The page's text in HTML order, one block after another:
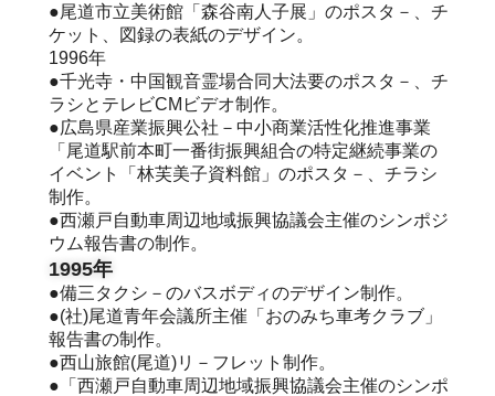
●尾道市立美術館「森谷南人子展」のポスタ－、チ
ケット、図録の表紙のデザイン。
1996年
●千光寺・中国観音霊場合同大法要のポスタ－、チ
ラシとテレビCMビデオ制作。
●広島県産業振興公社－中小商業活性化推進事業
「尾道駅前本町一番街振興組合の特定継続事業の
イベント「林芙美子資料館」のポスタ－、チラシ
制作。
●西瀬戸自動車周辺地域振興協議会主催のシンポジ
ウム報告書の制作。
1995年
●備三タクシ－のバスボディのデザイン制作。
●(社)尾道青年会議所主催「おのみち車考クラブ」
報告書の制作。
●西山旅館(尾道)リ－フレット制作。
●「西瀬戸自動車周辺地域振興協議会主催のシンポ